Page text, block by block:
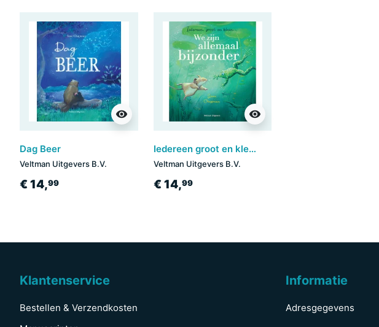
visibility
Dag Beer
Veltman Uitgevers B.V.
€ 14,99
visibility
Iedereen groot en klein... We zijn allemaal bijzonder
Veltman Uitgevers B.V.
€ 14,99
Klantenservice
Bestellen & Verzendkosten
Informatie
Adresgegevens